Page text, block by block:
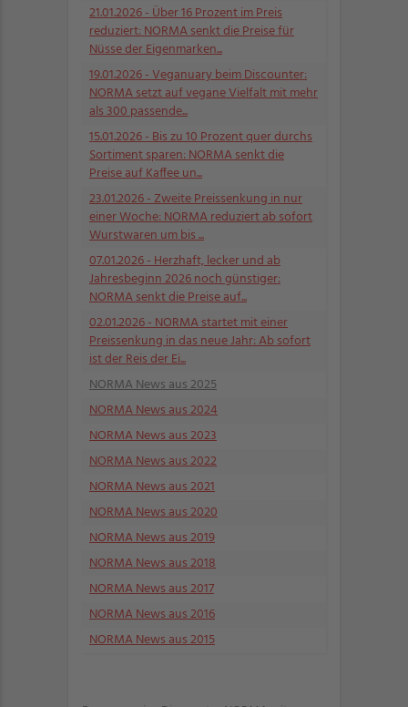
21.01.2026- Über 16 Prozent im Preis
reduziert: NORMA senkt die Preise für
Nüsse der Eigenmarken...
19.01.2026- Veganuary beim Discounter:
NORMA setzt auf vegane Vielfalt mit mehr
als 300 passende...
15.01.2026- Bis zu 10 Prozent quer durchs
Sortiment sparen: NORMA senkt die
Preise auf Kaffee un...
23.01.2026- Zweite Preissenkung in nur
einer Woche: NORMA reduziert ab sofort
Wurstwaren um bis ...
07.01.2026- Herzhaft, lecker und ab
Jahresbeginn 2026 noch günstiger:
NORMA senkt die Preise auf...
02.01.2026- NORMA startet mit einer
Preissenkung in das neue Jahr: Ab sofort
ist der Reis der Ei...
NORMA News aus 2025
NORMA News aus 2024
NORMA News aus 2023
NORMA News aus 2022
NORMA News aus 2021
NORMA News aus 2020
NORMA News aus 2019
NORMA News aus 2018
NORMA News aus 2017
NORMA News aus 2016
NORMA News aus 2015